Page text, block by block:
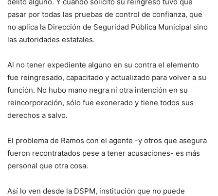
pasar por todas las pruebas de control de confianza, que
no aplica la Dirección de Seguridad Pública Municipal sino
las autoridades estatales.
Al no tener expediente alguno en su contra el elemento
fue reingresado, capacitado y actualizado para volver a su
función. No hubo mano negra ni otra intención en su
reincorporación, sólo fue exonerado y tiene todos sus
derechos a salvo.
El problema de Ramos con el agente -y otros que asegura
fueron recontratados pese a tener acusaciones- es más
personal que otra cosa.
Así lo ven desde la DSPM, institución que no puede